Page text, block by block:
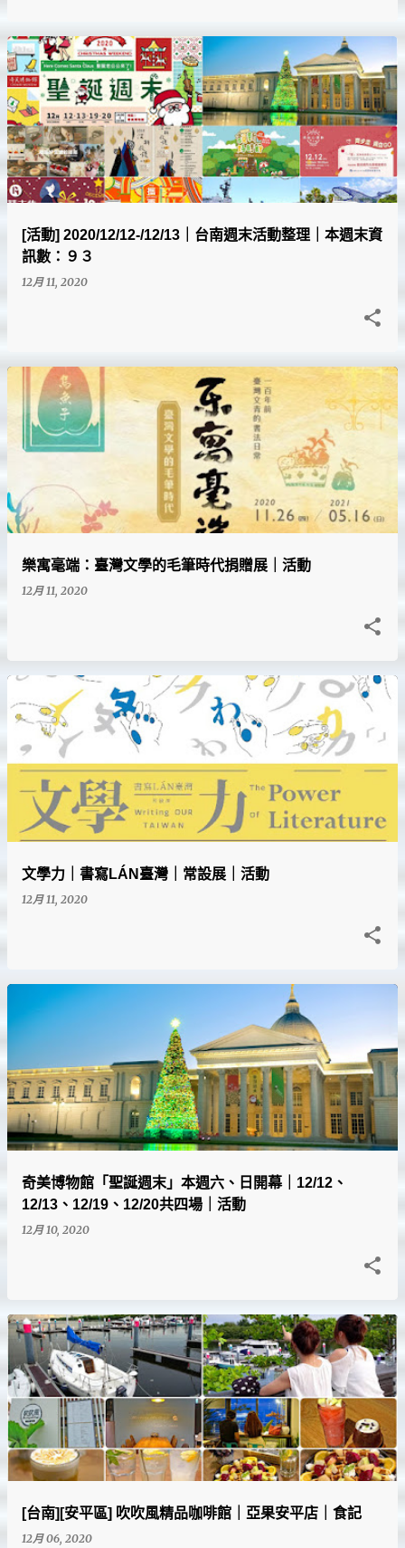
[活動] 2020/12/12-/12/13｜台南週末活動整理｜本週末資
訊數：９３
12月 11, 2020
樂寓毫端：臺灣文學的毛筆時代捐贈展｜活動
12月 11, 2020
文學力｜書寫LÁN臺灣｜常設展｜活動
12月 11, 2020
奇美博物館「聖誕週末」本週六、日開幕｜12/12、
12/13、12/19、12/20共四場｜活動
12月 10, 2020
[台南][安平區] 吹吹風精品咖啡館｜亞果安平店｜食記
12月 06, 2020